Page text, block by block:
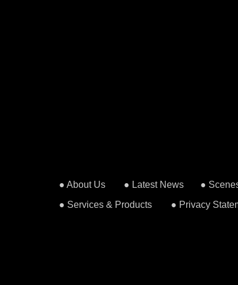
● About Us ● Latest News ●
● Services & Products
● Privacy